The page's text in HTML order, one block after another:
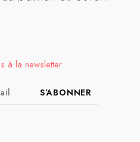
à la newsletter
S’ABONNER